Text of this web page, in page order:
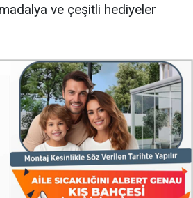
ve çeşitli hediyeler